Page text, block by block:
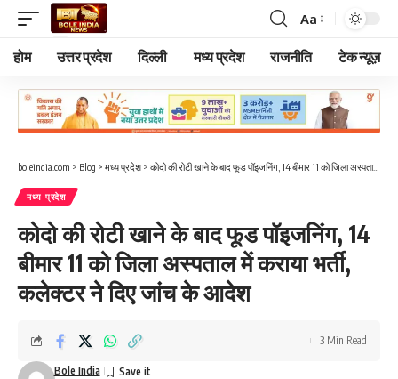
Font
Resizer
Aa
होम उत्तर प्रदेश दिल्ली मध्य प्रदेश राजनीति टेक न्यूज़
boleindia.com > Blog > मध्य प्रदेश> कोदो की रोटी खाने के बाद फूड पॉइजनिंग, 14 बीमार 11 को जिला अस्पताल में कराया भर्ती, कलेक्टर ने दिए जांच के आदेश
मध्य प्रदेश
कोदो की रोटी खाने के बाद फूड पॉइजनिंग, 14
बीमार 11 को जिला अस्पताल में कराया भर्ती,
कलेक्टर ने दिए जांच के आदेश
Bole India
3 Min Read